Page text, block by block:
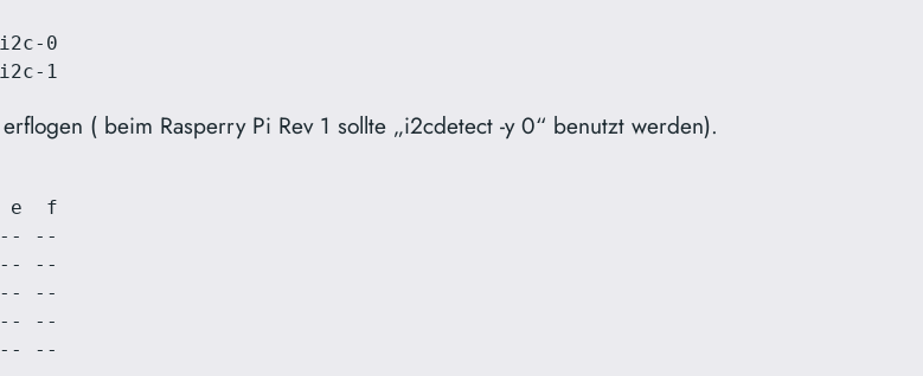
0
1
( beim Rasperry Pi Rev 1 sollte „i2cdetect -y 0“ benutzt werden).
e  f
--
--
--
--
--